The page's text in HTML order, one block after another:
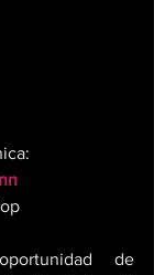
de